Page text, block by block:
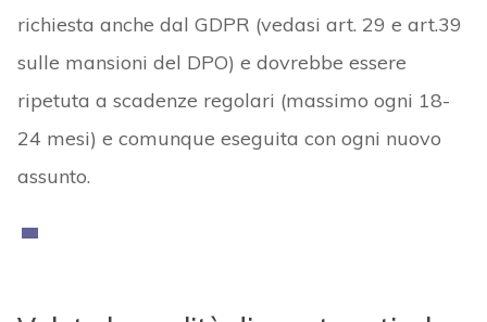
richiesta anche dal GDPR (vedasi art. 29 e art.39
sulle mansioni del DPO) e dovrebbe essere
ripetuta a scadenze regolari (massimo ogni 18-
24 mesi) e comunque eseguita con ogni nuovo
assunto.